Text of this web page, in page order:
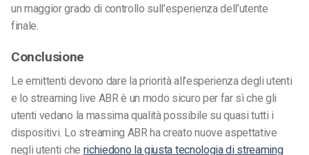
un maggior grado di controllo sull’esperienza dell’utente
finale.
Conclusione
Le emittenti devono dare la priorità all’esperienza degli utenti
e lo streaming live ABR è un modo sicuro per far sì che gli
utenti vedano la massima qualità possibile su quasi tutti i
dispositivi. Lo streaming ABR ha creato nuove aspettative
negli utenti che richiedono la giusta tecnologia di streaming